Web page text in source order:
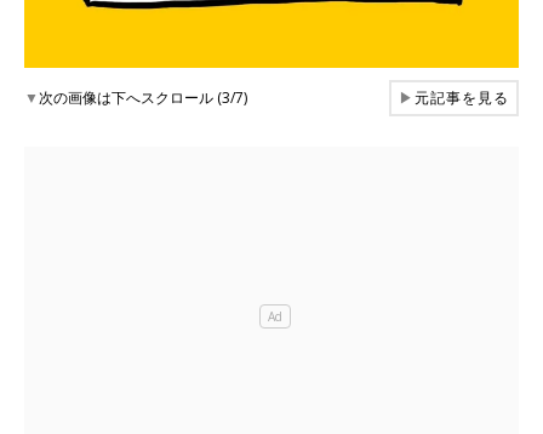
▼次の画像は下へスクロール (3/7) ▶元記事を見る